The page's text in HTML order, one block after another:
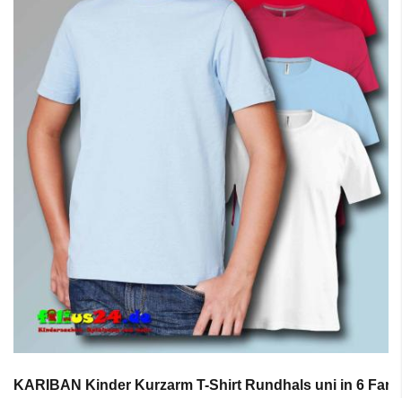
KARIBAN Kinder Kurzarm T-Shirt Rundhals uni in 6